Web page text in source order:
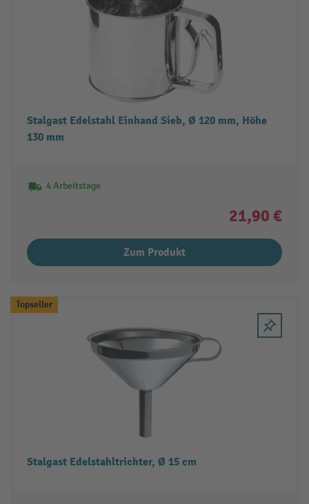
Stalgast Edelstahl Einhand Sieb, Ø 120 mm, Höhe
130 mm
4 Arbeitstage
21,90 €
Zum Produkt
Topseller
Stalgast Edelstahltrichter, Ø 15 cm